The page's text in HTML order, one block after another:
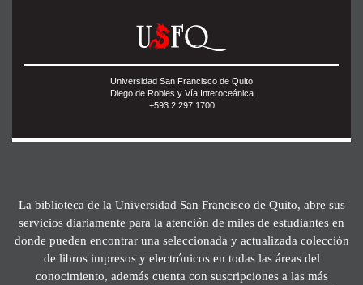
Universidad San Francisco de Quito
Diego de Robles y Vía Interoceánica
+593 2 297 1700
La biblioteca de la Universidad San Francisco de Quito, abre sus
servicios diariamente para la atención de miles de estudiantes en
donde pueden encontrar una seleccionada y actualizada colección
de libros impresos y electrónicos en todas las áreas del
conocimiento, además cuenta con suscripciones a las más